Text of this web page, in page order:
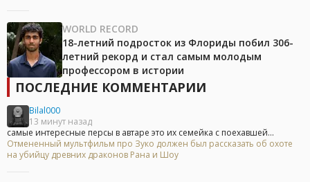
WORLD RECORD
18-летний подросток из Флориды побил 306-
летний рекорд и стал самым молодым
профессором в истории
ПОСЛЕДНИЕ КОММЕНТАРИИ
Bilal000
13 минут назад
самые интересные персы в автаре это их семейка с поехавшей...
Отмененный мультфильм про Зуко должен был рассказать об охоте
на убийцу древних драконов Рана и Шоу